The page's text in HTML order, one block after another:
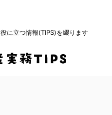
に立つ情報(TIPS)を綴ります